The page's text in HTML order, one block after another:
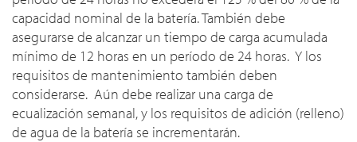
capacidad nominal de la batería. También debe
asegurarse de alcanzar un tiempo de carga acumulada
mínimo de 12 horas en un período de 24 horas. Y los
requisitos de mantenimiento también deben
considerarse. Aún debe realizar una carga de
ecualización semanal, y los requisitos de adición (relleno)
de agua de la batería se incrementarán.